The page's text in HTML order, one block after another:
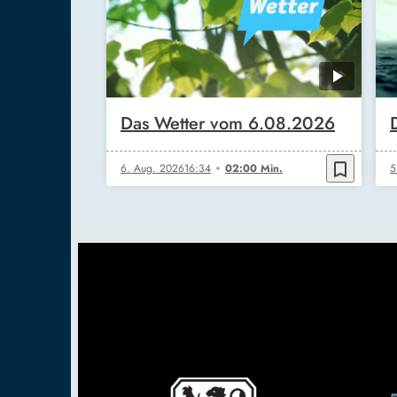
Das Wetter vom 6.08.2026
6. Aug. 202616:34 02:00 Min. bookmark_border